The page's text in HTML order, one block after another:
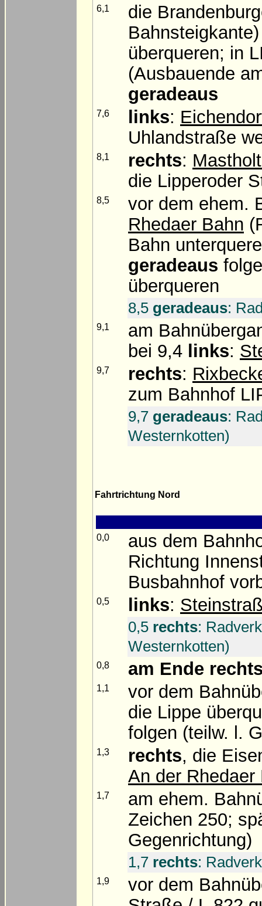
6,1
die
überqueren; in
(Ausbauende
geradeaus
7,6 links:
Uhlandstraße
8,1 rechts:
die Lipperoder
8,5
vor dem ehem.
Rhedaer Bahn
Bahn
geradeaus
überqueren
8,5 geradeaus:
9,1
am
bei 9,4 links:
9,7 rechts:
zum Bahnhof
9,7 geradeaus:
Westernkotten)
Fahrtrichtung Nord
0,0
aus dem
Richtung
Busbahnhof
0,5 links:
0,5 rechts:
Westernkotten)
0,8 am Ende
1,1
vor dem
die Lippe
folgen (teilw. l.
1,3 rechts, die
An der Rhedaer
1,7
am ehem.
Zeichen 250;
Gegenrichtung)
1,7 rechts:
1,9
vor dem